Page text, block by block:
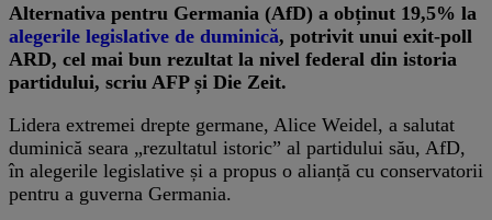
Alternativa pentru Germania (AfD) a obținut 19,5% la
alegerile legislative de duminică, potrivit unui exit-poll
ARD, cel mai bun rezultat la nivel federal din istoria
partidului, scriu AFP și Die Zeit.
Lidera extremei drepte germane, Alice Weidel, a salutat
duminică seara „rezultatul istoric” al partidului său, AfD,
în alegerile legislative și a propus o alianță cu conservatorii
pentru a guverna Germania.